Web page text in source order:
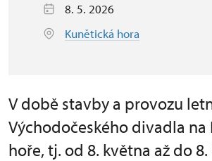
8. 5. 2026
Kunětická hora
V době stavby a provozu
Východočeského divadla na
hoře, tj. od 8. května až do